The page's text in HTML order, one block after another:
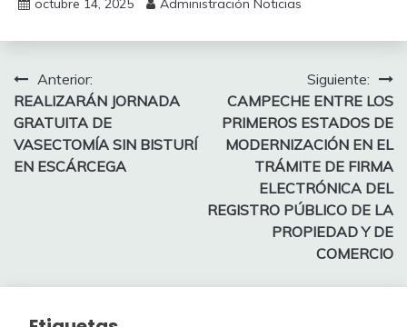
octubre 14, 2025 Administración Noticias
Navegación
de
entradas
Anterior:
REALIZARÁN JORNADA
GRATUITA DE
VASECTOMÍA SIN BISTURÍ
EN ESCÁRCEGA
Siguiente:
CAMPECHE ENTRE LOS
PRIMEROS ESTADOS DE
MODERNIZACIÓN EN EL
TRÁMITE DE FIRMA
ELECTRÓNICA DEL
REGISTRO PÚBLICO DE LA
PROPIEDAD Y DE
COMERCIO